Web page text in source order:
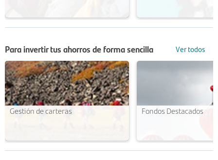
Para invertir tus ahorros de forma sencilla Ver todos
Gestión de carteras Fondos Destacados